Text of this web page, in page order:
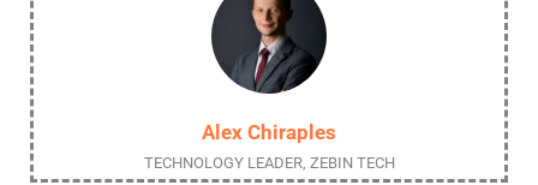
Alex Chiraples
TECHNOLOGY LEADER, ZEBIN TECH